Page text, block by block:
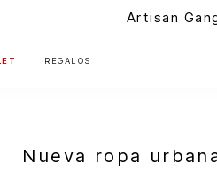
Artisan
REGALOS
Nueva ropa